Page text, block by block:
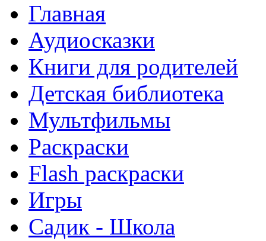
Главная
Аудиосказки
Книги для родителей
Детская библиотека
Мультфильмы
Раскраски
Flash раскраски
Игры
Садик - Школа